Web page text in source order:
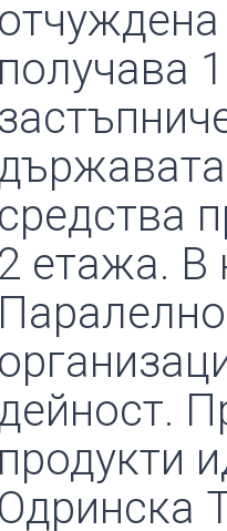
получава
средства
2 етажа. В
продук­ти
Одринска